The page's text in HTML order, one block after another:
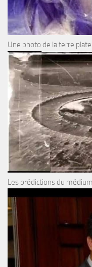
Une photo de la terre
Les prédictions du